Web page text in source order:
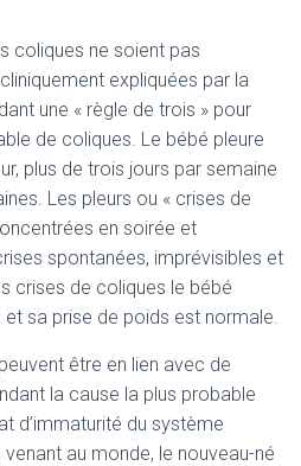
coliques ne soient pas
expliquées par la
une « règle de trois » pour
de coliques. Le bébé pleure
plus de trois jours par semaine
Les pleurs ou « crises de
en soirée et
spontanées, imprévisibles et
crises de coliques le bébé
sa prise de poids est normale.
être en lien avec de
la cause la plus probable
d’immaturité du système
au monde, le nouveau-né